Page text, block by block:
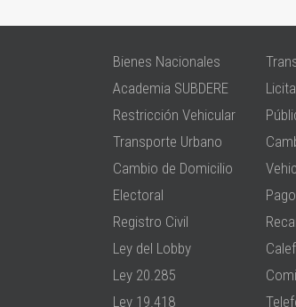
Bienes Nacionales
Academia SUBDERE
Restricción Vehicular
Transporte Urbano
Cambio de Domicilio
Electoral
Registro Civil
Ley del Lobby
Ley 20.285
Ley 19.418